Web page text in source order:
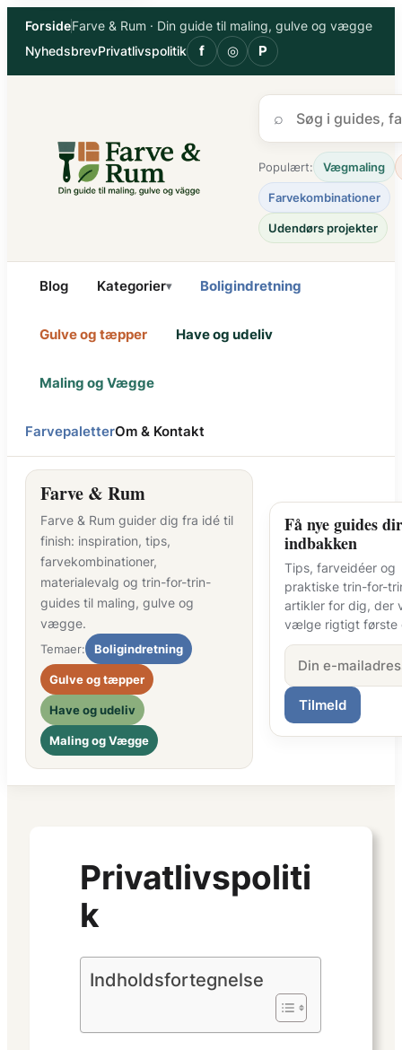
Spring
ForsideFarve & Rum · Din guide til maling, gulve og vægge
NyhedsbrevPrivatlivspolitik f ◎ P
⌕
Populært: Vægmaling
Farvekombinationer
Udendørs projekter
Blog Kategorier▾ Boligindretning
Gulve og tæpper Have og udeliv
Maling og Vægge
FarvepaletterOm & Kontakt
Farve & Rum
Farve & Rum guider dig fra idé til
finish: inspiration, tips,
farvekombinationer,
materialevalg og trin-for-trin-
guides til maling, gulve og
vægge.
Temaer: Boligindretning
Gulve og tæpper
Have og udeliv
Maling og Vægge
Få nye guides
indbakken
Tips, farveidéer og
praktiske trin-for-
artikler for dig, der
vælge rigtigt første
Tilmeld
Privatlivspoliti
k
Indholdsfortegnelse